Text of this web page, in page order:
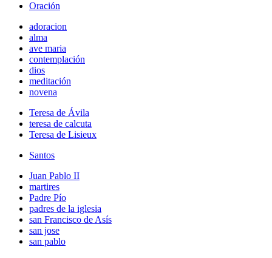
Oración
adoracion
alma
ave maria
contemplación
dios
meditación
novena
Teresa de Ávila
teresa de calcuta
Teresa de Lisieux
Santos
Juan Pablo II
martires
Padre Pío
padres de la iglesia
san Francisco de Asís
san jose
san pablo